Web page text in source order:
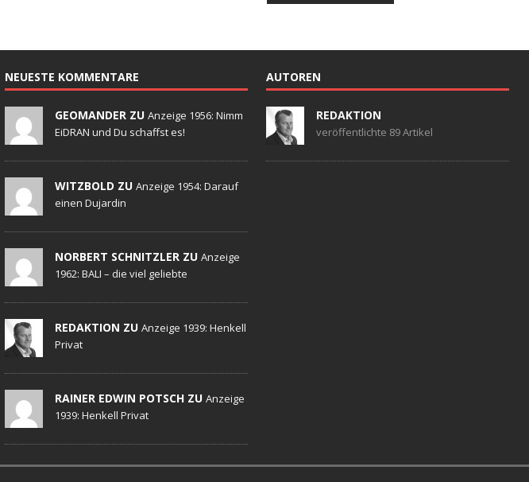
NEUESTE KOMMENTARE
GEOMANDER ZU Anzeige 1956: Nimm
EiDRAN und Du schaffst es!
WITZBOLD ZU Anzeige 1954: Darauf
einen Dujardin
NORBERT SCHNITZLER ZU Anzeige
1962: BALI – die viel geliebte
REDAKTION ZU Anzeige 1939: Henkell
Privat
RAINER EDWIN POTSCH ZU Anzeige
1939: Henkell Privat
AUTOREN
REDAKTION
veröffentlichte 89 Artikel